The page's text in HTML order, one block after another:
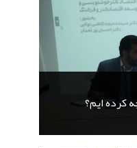
کرده ایم؟